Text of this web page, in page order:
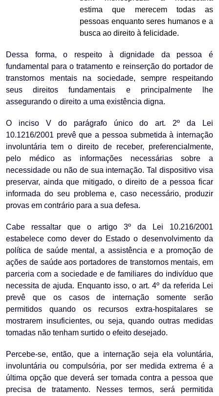
estima que merecem todas as
pessoas enquanto seres humanos e a
busca ao direito à felicidade.
Dessa forma, o respeito à dignidade da pessoa é
fundamental para o tratamento e reinserção do portador de
transtornos mentais na sociedade, sempre respeitando
seus direitos fundamentais e principalmente lhe
assegurando o direito a uma existência digna.
O inciso V do parágrafo único do art. 2º da Lei
10.1216/2001 prevê que a pessoa submetida à internação
involuntária tem o direito de receber, preferencialmente,
pelo médico as informações necessárias sobre a
necessidade ou não de sua internação. Tal dispositivo visa
preservar, ainda que mitigado, o direito de a pessoa ficar
informada do seu problema e, caso necessário, produzir
provas em contrário para a sua defesa.
Cabe ressaltar que o artigo 3º da Lei 10.216/2001
estabelece como dever do Estado o desenvolvimento da
política de saúde mental, a assistência e a promoção de
ações de saúde aos portadores de transtornos mentais, em
parceria com a sociedade e de familiares do indivíduo que
necessita de ajuda. Enquanto isso, o art. 4º da referida Lei
prevê que os casos de internação somente serão
permitidos quando os recursos extra-hospitalares se
mostrarem insuficientes, ou seja, quando outras medidas
tomadas não tenham surtido o efeito desejado.
Percebe-se, então, que a internação seja ela voluntária,
involuntária ou compulsória, por ser medida extrema é a
última opção que deverá ser tomada contra a pessoa que
precisa de tratamento. Nesses termos, será permitida